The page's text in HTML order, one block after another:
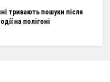
тривають пошуки після
на полігоні